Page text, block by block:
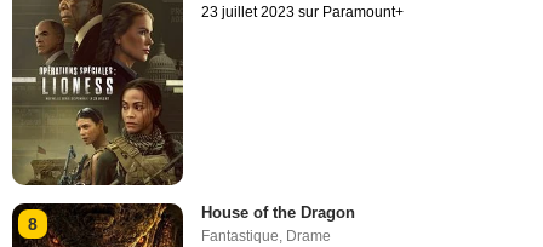
23 juillet 2023 sur Paramount+
8
House of the Dragon
Fantastique, Drame